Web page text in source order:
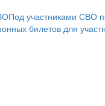
Под участниками СВО
билетов для